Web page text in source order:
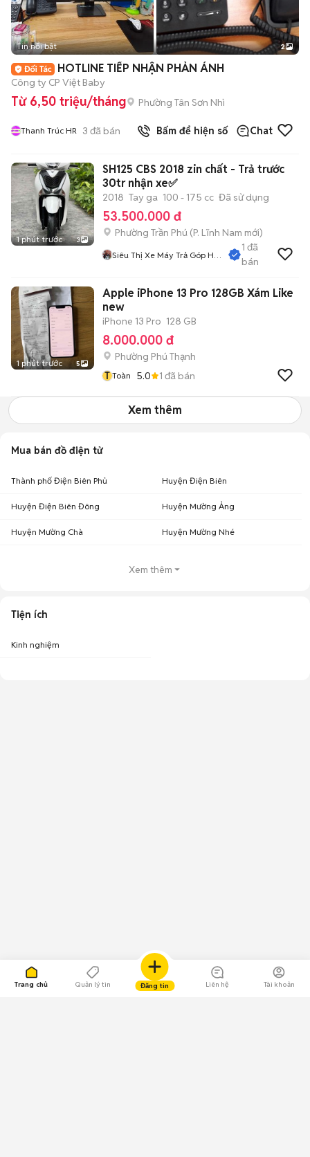
Trang chủ Quản lý tin Đăng tin Liên hệ Tài khoản
Tin nổi bật 2
HOTLINE TIẾP NHẬN PHẢN ÁNH
Công ty CP Việt Baby
Từ 6,50 triệu/tháng Phường Tân Sơn Nhì
Thanh Trúc HR 3 đã bán Bấm để hiện số Chat
1 phút trước 3
SH125 CBS 2018 zin chất - Trả trước
30tr nhận xe✅
2018 Tay ga 100 - 175 cc Đã sử dụng
53.500.000 đ
Phường Trần Phú (P. Lĩnh Nam mới)
Siêu Thị Xe Máy Trả Góp Hà
1 đã
bán
1 phút trước 5
Apple iPhone 13 Pro 128GB Xám Like
new
iPhone 13 Pro 128 GB
8.000.000 đ
Phường Phú Thạnh
T Toàn 5.0 1 đã bán
Xem thêm
Mua bán đồ điện tử
Thành phố Điện Biên Phủ Huyện Điện Biên
Huyện Điện Biên Đông Huyện Mường Ảng
Huyện Mường Chà Huyện Mường Nhé
Xem thêm
Tiện ích
Kinh nghiệm